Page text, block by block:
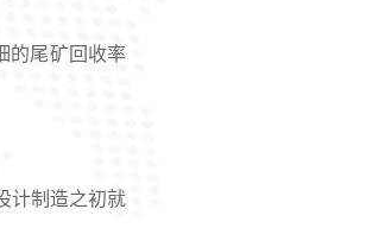
的尾矿回收率
计制造之初就